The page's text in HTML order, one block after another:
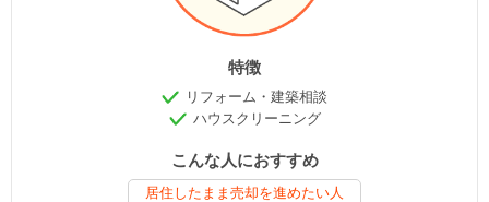
特徴
リフォーム・建築相談
ハウスクリーニング
こんな人におすすめ
居住したまま売却を進めたい人